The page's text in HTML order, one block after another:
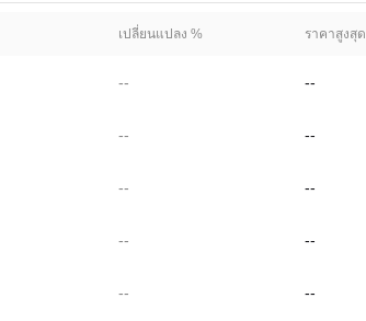
เปลี่ยนแปลง % ราคาสูงสุด
-- --
-- --
-- --
-- --
-- --